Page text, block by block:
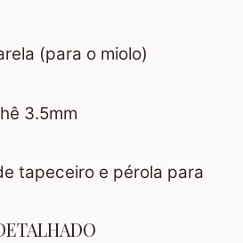
(para o miolo)
3.5mm
tapeceiro e pérola para